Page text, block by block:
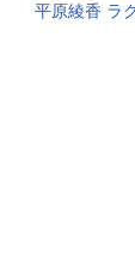
平原綾香 ラ